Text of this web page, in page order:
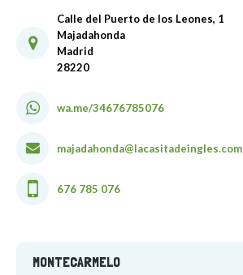
Calle del Puerto de los Leones, 1
Majadahonda
Madrid
28220
wa.me/34676785076
majadahonda@lacasitadeingles.com
676 785 076
MONTECARMELO